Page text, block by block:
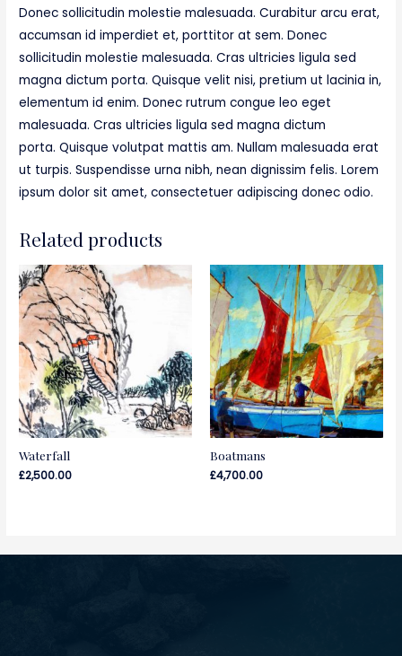
Donec sollicitudin molestie malesuada. Curabitur arcu erat,
accumsan id imperdiet et, porttitor at sem. Donec
sollicitudin molestie malesuada. Cras ultricies ligula sed
magna dictum porta. Quisque velit nisi, pretium ut lacinia in,
elementum id enim. Donec rutrum congue leo eget
malesuada. Cras ultricies ligula sed magna dictum
porta. Quisque volutpat mattis am. Nullam malesuada erat
ut turpis. Suspendisse urna nibh, nean dignissim felis. Lorem
ipsum dolor sit amet, consectetuer adipiscing donec odio.
Related products
Waterfall
£2,500.00
Boatmans
£4,700.00